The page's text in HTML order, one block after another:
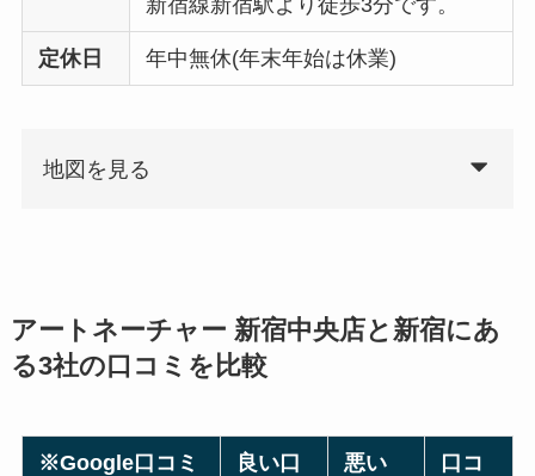
定休日 年中無休(年末年始は休業)
地図を見る
アートネーチャー 新宿中央店と新宿にあ
る3社の口コミを比較
※Google口コミ
良い口
悪い
口コ